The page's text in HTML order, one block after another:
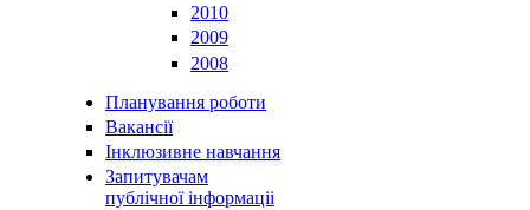
2010
2009
2008
Планування роботи
Вакансії
Інклюзивне навчання
Запитувачам
публічної інформаціі